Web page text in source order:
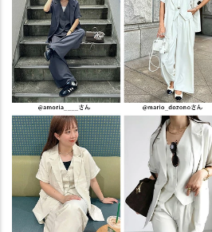
ブラウンジャケット
在庫切れ
エクリュジャケット
在庫切れ
ブラックパンツ
残りわずか
グレーパンツ